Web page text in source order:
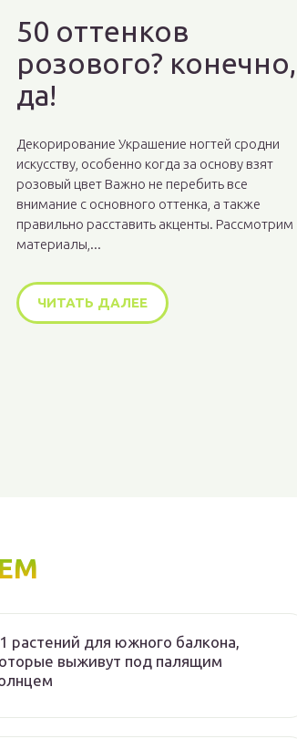
50 оттенков
розового? конечно,
да!
Декорирование Украшение ногтей сродни
искусству, особенно когда за основу взят
розовый цвет Важно не перебить все
внимание с основного оттенка, а также
правильно расставить акценты. Рассмотрим
материалы,...
ЧИТАТЬ ДАЛЕЕ
растений для южного балкона,
выживут под палящим